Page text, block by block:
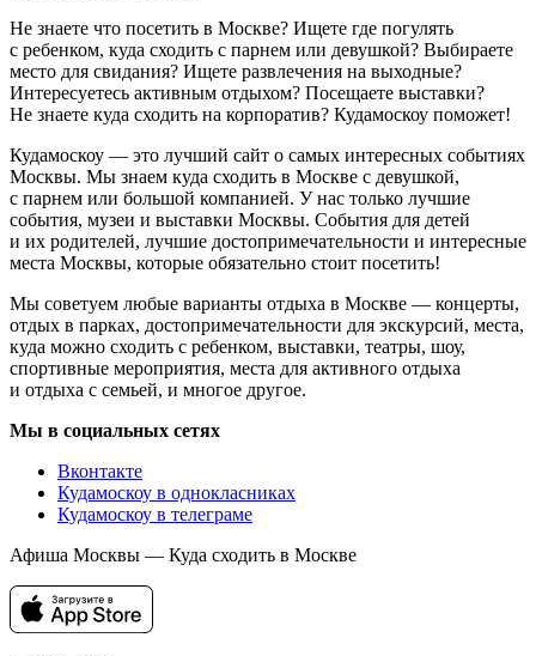
Не знаете что посетить в Москве? Ищете где погулять
с ребенком, куда сходить с парнем или девушкой? Выбираете
место для свидания? Ищете развлечения на выходные?
Интересуетесь активным отдыхом? Посещаете выставки?
Не знаете куда сходить на корпоратив? Кудамоскоу поможет!
Кудамоскоу — это лучший сайт о самых интересных событиях
Москвы. Мы знаем куда сходить в Москве с девушкой,
с парнем или большой компанией. У нас только лучшие
события, музеи и выставки Москвы. События для детей
и их родителей, лучшие достопримечательности и интересные
места Москвы, которые обязательно стоит посетить!
Мы советуем любые варианты отдыха в Москве — концерты,
отдых в парках, достопримечательности для экскурсий, места,
куда можно сходить с ребенком, выставки, театры, шоу,
спортивные мероприятия, места для активного отдыха
и отдыха с семьей, и многое другое.
Мы в социальных сетях
Вконтакте
Кудамоскоу в однокласниках
Кудамоскоу в телеграме
Афиша Москвы — Куда сходить в Москве